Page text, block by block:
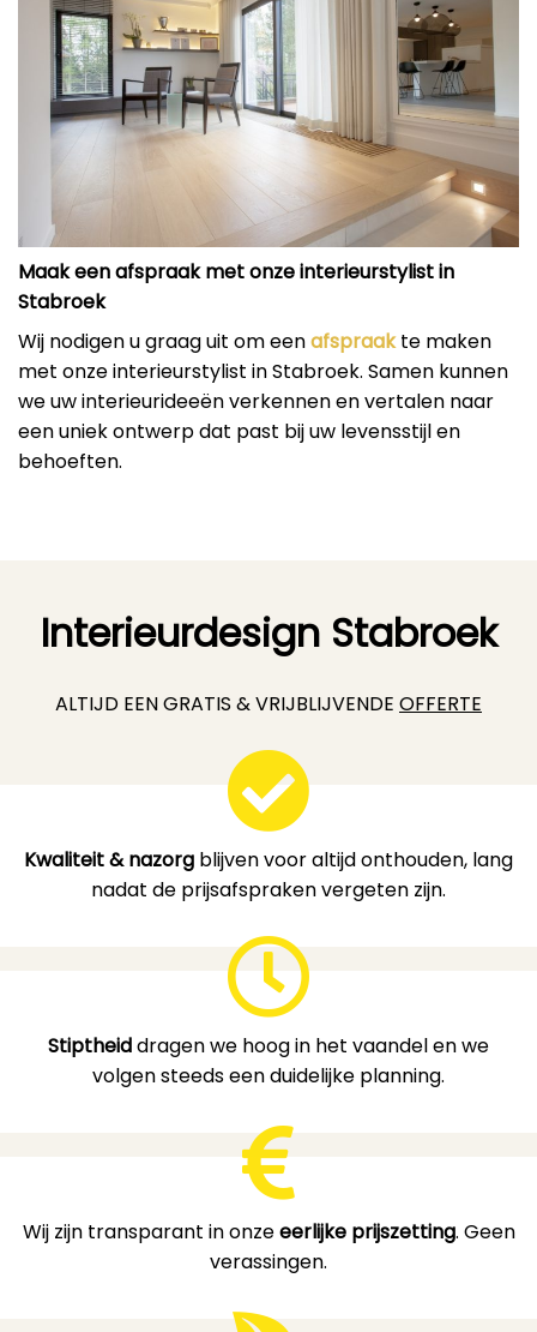
Maak een afspraak met onze interieurstylist in
Stabroek
Wij nodigen u graag uit om eenafspraakte maken
met onze interieurstylist in Stabroek. Samen kunnen
we uw interieurideeën verkennen en vertalen naar
een uniek ontwerp dat past bij uw levensstijl en
behoeften.
Interieurdesign Stabroek
ALTIJD EEN GRATIS & VRIJBLIJVENDE OFFERTE
Kwaliteit & nazorg blijven voor altijd onthouden, lang
nadat de prijsafspraken vergeten zijn.
Stiptheiddragen we hoog in het vaandel en we
volgen steeds een duidelijke planning.
Wij zijn transparant in onzeeerlijke prijszetting. Geen
verassingen.